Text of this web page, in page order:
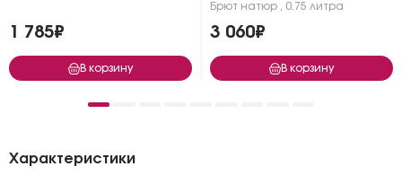
1 785₽
В корзину
Брют натюр
0.75 литра
3 060₽
В корзину
Характеристики